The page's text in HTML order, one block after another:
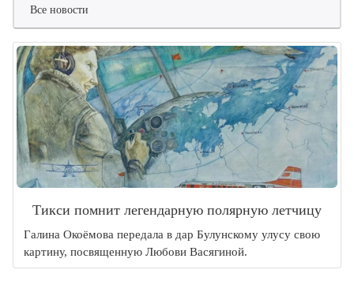
Все новости
Тикси помнит легендарную полярную летчицу
Галина Окоёмова передала в дар Булунскому улусу свою
картину, посвященную Любови Васягиной.